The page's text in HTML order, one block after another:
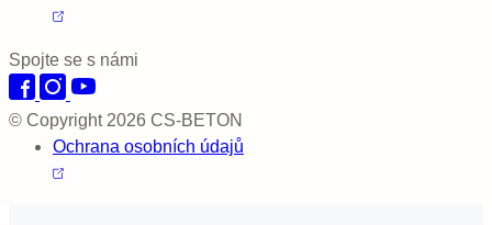
Spojte se s námi
© Copyright 2026 CS-BETON
Ochrana osobních údajů